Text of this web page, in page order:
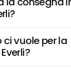
vuole per la